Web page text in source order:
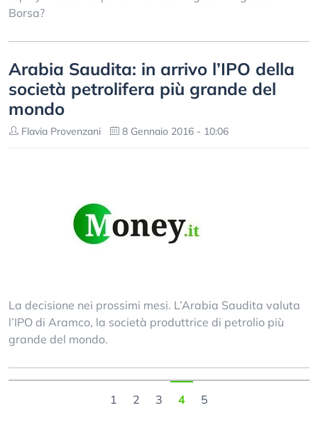
Borsa?
Arabia Saudita: in arrivo l’IPO della
società petrolifera più grande del
mondo
Flavia Provenzani 8 Gennaio 2016 - 10:06
La decisione nei prossimi mesi. L’Arabia Saudita valuta
l’IPO di Aramco, la società produttrice di petrolio più
grande del mondo.
1 2 3 4 5